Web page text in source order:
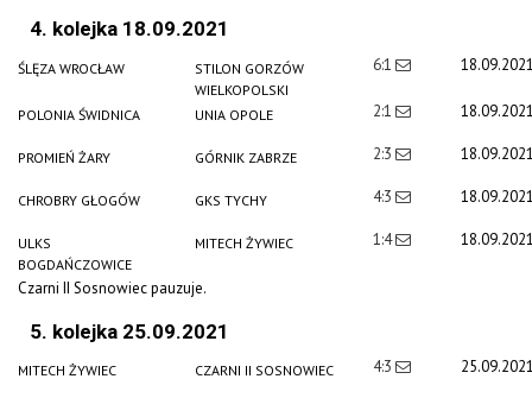
4. kolejka 18.09.2021
ŚLĘZA WROCŁAW
STILON GORZÓW
WIELKOPOLSKI
6:1
POLONIA ŚWIDNICA UNIA OPOLE 2:1
PROMIEŃ ŻARY GÓRNIK ZABRZE 2:3
CHROBRY GŁOGÓW GKS TYCHY 4:3
ULKS
BOGDAŃCZOWICE
MITECH ŻYWIEC 1:4
Czarni II Sosnowiec pauzuje.
5. kolejka 25.09.2021
MITECH ŻYWIEC CZARNI II SOSNOWIEC 4:3